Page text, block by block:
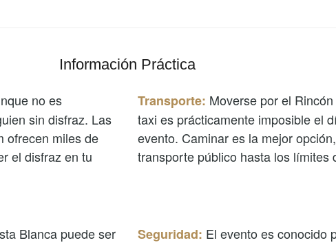
Información Práctica
no es
sin disfraz. Las
ofrecen miles de
el disfraz en tu
Transporte: Moverse por el
taxi es prácticamente imposible el
evento. Caminar es la mejor
transporte público hasta los límites
Blanca puede ser
Seguridad: El evento es conocido